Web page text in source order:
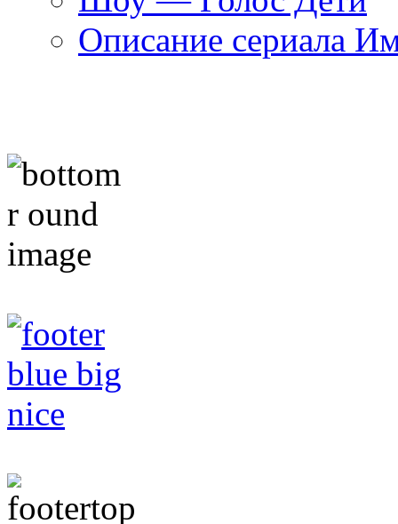
Описание сериала